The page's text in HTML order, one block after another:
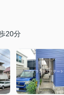
20分